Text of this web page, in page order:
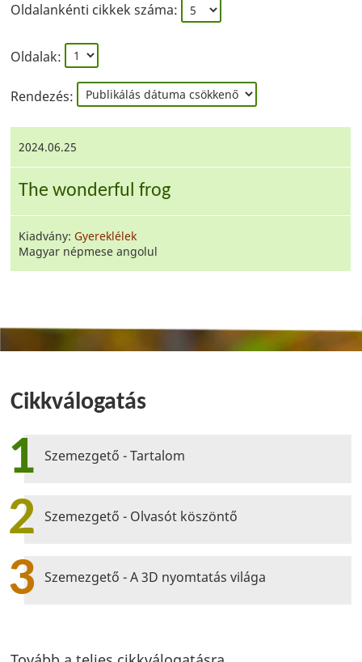
Oldalankénti cikkek száma:
Oldalak:
Rendezés:
2024.06.25
The wonderful frog
Kiadvány: Gyereklélek
Magyar népmese angolul
Cikkválogatás
1 Szemezgető - Tartalom
2 Szemezgető - Olvasót köszöntő
3 Szemezgető - A 3D nyomtatás világa